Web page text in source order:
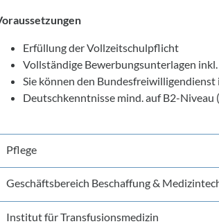
Erfüllung der Vollzeitschulpflicht
Vollständige Bewerbungsunterlagen
Sie können den
Deutschkenntnisse mind. auf B2-
Pflege
Geschäftsbereich Beschaffung &
Institut für Transfusionsmedizin